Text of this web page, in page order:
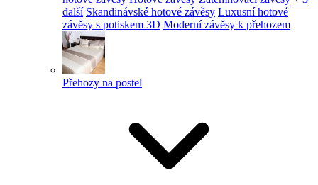
další Skandinávské hotové závěsy Luxusní hotové
závěsy s potiskem 3D Moderní závěsy k přehozem
Přehozy na postel